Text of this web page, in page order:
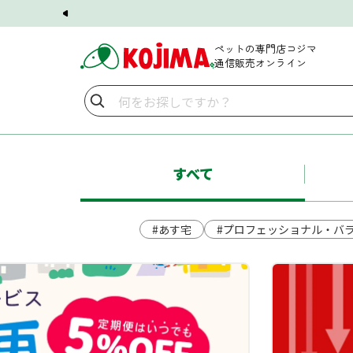
ペットの専門店コジマ
通信販売オンライン
すべて
#あす宅 #プロフェッショナル・バ